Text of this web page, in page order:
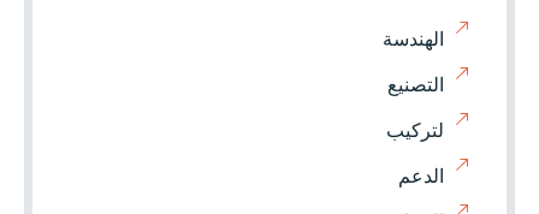
الهندسة
التصنيع
لتركيب
الدعم